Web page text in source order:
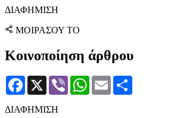
ΔΙΑΦΗΜΙΣΗ
ΜΟΙΡΑΣΟΥ ΤΟ
Κοινοποίηση άρθρου
Facebook
X Viber WhatsApp
Email
ΔΙΑΦΗΜΙΣΗ